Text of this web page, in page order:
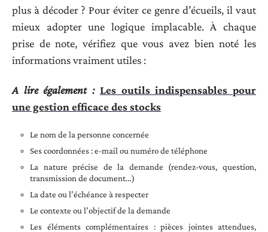
plus à décoder ? Pour éviter ce genre d’écueils, il vaut
mieux adopter une logique implacable. À chaque
prise de note, vérifiez que vous avez bien noté les
informations vraiment utiles :
A lire également : Les outils indispensables pour
une gestion efficace des stocks
Le nom de la personne concernée
Ses coordonnées : e-mail ou numéro de téléphone
La nature précise de la demande (rendez-vous, question,
transmission de document…)
La date ou l’échéance à respecter
Le contexte ou l’objectif de la demande
Les éléments complémentaires : pièces jointes attendues,